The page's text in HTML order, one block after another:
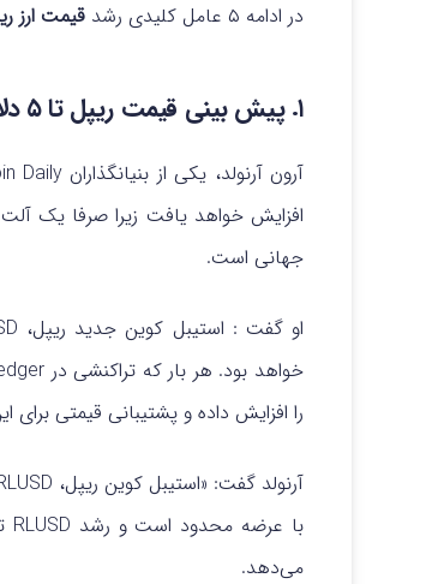
در ادامه ۵ عامل کلیدی رشد قیمت ارز
۱. پیش بینی قیمت ریپل تا ۵ دلار توسط تحلیلگر معروف
آرون آرنولد، یکی از بنیانگذاران Altcoin Daily، معتقد است که معتقد است
افزایش خواهد یافت زیرا صرفا یک
جهانی است.
را افزایش داده و پشتیبانی قیمتی برای
می‌دهد.